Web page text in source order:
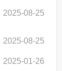
2025-08-25
2025-08-25
2025-01-26